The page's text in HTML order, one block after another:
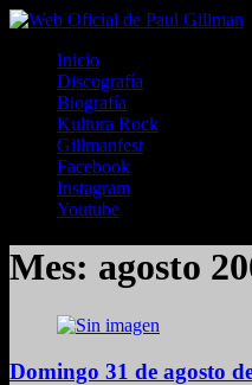
Inicio
Discografía
Biografía
Kultura Rock
Gillmanfest
Facebook
Instagram
Youtube
Mes: agosto
Domingo 31 de agosto